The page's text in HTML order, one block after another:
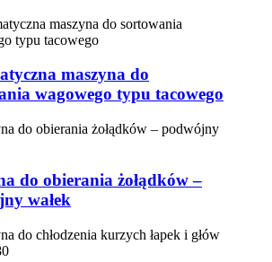
maszyna do
wagowego typu tacowego
do obierania żołądków –
wałek